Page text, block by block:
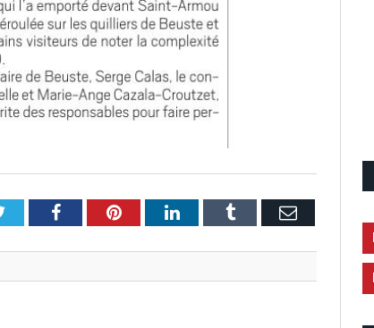
TwitterFacebookPinterestLinkedInTumblr Email